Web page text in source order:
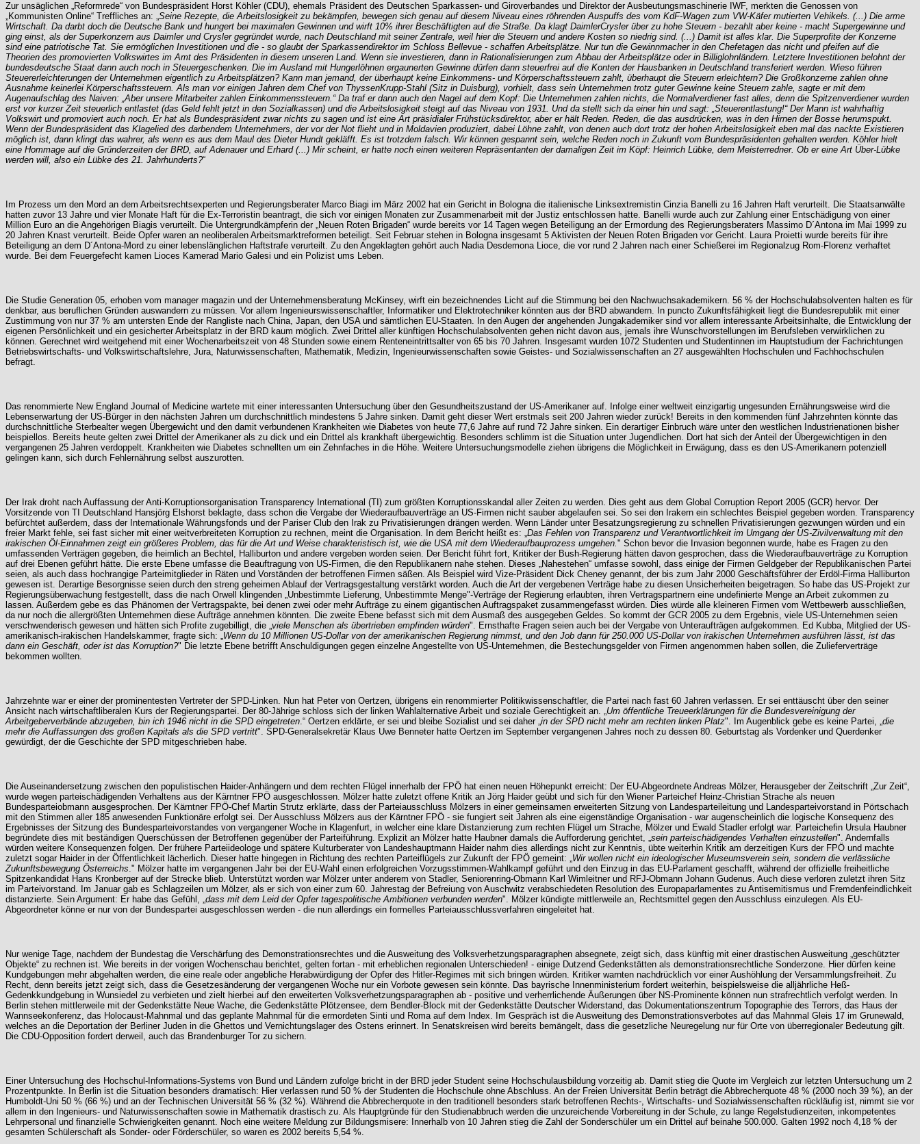
Zur unsäglichen „Reformrede“ von Bundespräsident Horst Köhler (CDU), ehemals Präsident des Deutschen Sparkassen- und Giroverbandes und Direktor der Ausbeutungsmaschinerie IWF, merkten die Genossen von
„Kommunisten Online“ Treffliches an: „Seine Rezepte, die Arbeitslosigkeit zu bekämpfen, bewegen sich genau auf diesem Niveau eines röhrenden Auspuffs des vom KdF-Wagen zum VW-Käfer mutierten Vehikels. (...) Die arme
Wirtschaft. Da darbt doch die Deutsche Bank und hungert bei maximalen Gewinnen und wirft 10% ihrer Beschäftigten auf die Straße. Da klagt DaimlerCrysler über zu hohe Steuern - bezahlt aber keine - macht Supergewinne und
ging einst, als der Superkonzern aus Daimler und Crysler gegründet wurde, nach Deutschland mit seiner Zentrale, weil hier die Steuern und andere Kosten so niedrig sind. (...) Damit ist alles klar. Die Superprofite der Konzerne
sind eine patriotische Tat. Sie ermöglichen Investitionen und die - so glaubt der Sparkassendirektor im Schloss Bellevue - schaffen Arbeitsplätze. Nur tun die Gewinnmacher in den Chefetagen das nicht und pfeifen auf die
Theorien des promovierten Volkswirtes im Amt des Präsidenten in diesem unseren Land. Wenn sie investieren, dann in Rationalisierungen zum Abbau der Arbeitsplätze oder in Billiglohnländern. Letztere Investitionen belohnt der
bundesdeutsche Staat dann auch noch in Steuergeschenken. Die im Ausland mit Hungerlöhnen ergaunerten Gewinne dürfen dann steuerfrei auf die Konten der Hausbanken in Deutschland transferiert werden. Wieso führen
Steuererleichterungen der Unternehmen eigentlich zu Arbeitsplätzen? Kann man jemand, der überhaupt keine Einkommens- und Körperschaftssteuern zahlt, überhaupt die Steuern erleichtern? Die Großkonzerne zahlen ohne
Ausnahme keinerlei Körperschaftssteuern. Als man vor einigen Jahren dem Chef von ThyssenKrupp-Stahl (Sitz in Duisburg), vorhielt, dass sein Unternehmen trotz guter Gewinne keine Steuern zahle, sagte er mit dem
Augenaufschlag des Naiven: „Aber unsere Mitarbeiter zahlen Einkommenssteuern.“ Da traf er dann auch den Nagel auf dem Kopf: Die Unternehmen zahlen nichts, die Normalverdiener fast alles, denn die Spitzenverdiener wurden
erst vor kurzer Zeit steuerlich entlastet (das Geld fehlt jetzt in den Sozialkassen) und die Arbeitslosigkeit steigt auf das Niveau von 1931. Und da stellt sich da einer hin und sagt: „Steuerentlastung!“ Der Mann ist wahrhaftig
Volkswirt und promoviert auch noch. Er hat als Bundespräsident zwar nichts zu sagen und ist eine Art präsidialer Frühstücksdirektor, aber er hält Reden. Reden, die das ausdrücken, was in den Hirnen der Bosse herumspukt.
Wenn der Bundespräsident das Klagelied des darbendem Unternehmers, der vor der Not flieht und in Moldavien produziert, dabei Löhne zahlt, von denen auch dort trotz der hohen Arbeitslosigkeit eben mal das nackte Existieren
möglich ist, dann klingt das wahrer, als wenn es aus dem Maul des Dieter Hundt gekläfft. Es ist trotzdem falsch. Wir können gespannt sein, welche Reden noch in Zukunft vom Bundespräsidenten gehalten werden. Köhler hielt
eine Hommage auf die Gründerzeiten der BRD, auf Adenauer und Erhard (...) Mir scheint, er hatte noch einen weiteren Repräsentanten der damaligen Zeit im Köpf: Heinrich Lübke, dem Meisterredner. Ob er eine Art Über-Lübke
werden will, also ein Lübke des 21. Jahrhunderts?“
Im Prozess um den Mord an dem Arbeitsrechtsexperten und Regierungsberater Marco Biagi im März 2002 hat ein Gericht in Bologna die italienische Linksextremistin Cinzia Banelli zu 16 Jahren Haft verurteilt. Die Staatsanwälte
hatten zuvor 13 Jahre und vier Monate Haft für die Ex-Terroristin beantragt, die sich vor einigen Monaten zur Zusammenarbeit mit der Justiz entschlossen hatte. Banelli wurde auch zur Zahlung einer Entschädigung von einer
Million Euro an die Angehörigen Biagis verurteilt. Die Untergrundkämpferin der „Neuen Roten Brigaden“ wurde bereits vor 14 Tagen wegen Beteiligung an der Ermordung des Regierungsberaters Massimo D´Antona im Mai 1999 zu
20 Jahren Knast verurteilt. Beide Opfer waren an neoliberalen Arbeitsmarktreformen beteiligt. Seit Februar stehen in Bologna insgesamt 5 Aktivisten der Neuen Roten Brigaden vor Gericht. Laura Proietti wurde bereits für ihre
Beteiligung an dem D´Antona-Mord zu einer lebenslänglichen Haftstrafe verurteilt. Zu den Angeklagten gehört auch Nadia Desdemona Lioce, die vor rund 2 Jahren nach einer Schießerei im Regionalzug Rom-Florenz verhaftet
wurde. Bei dem Feuergefecht kamen Lioces Kamerad Mario Galesi und ein Polizist ums Leben.
Die Studie Generation 05, erhoben vom manager magazin und der Unternehmensberatung McKinsey, wirft ein bezeichnendes Licht auf die Stimmung bei den Nachwuchsakademikern. 56 % der Hochschulabsolventen halten es für
denkbar, aus beruflichen Gründen auswandern zu müssen. Vor allem Ingenieurswissenschaftler, Informatiker und Elektrotechniker könnten aus der BRD abwandern. In puncto Zukunftsfähigkeit liegt die Bundesrepublik mit einer
Zustimmung von nur 37 % am untersten Ende der Rangliste nach China, Japan, den USA und sämtlichen EU-Staaten. In den Augen der angehenden Jungakademiker sind vor allem interessante Arbeitsinhalte, die Entwicklung der
eigenen Persönlichkeit und ein gesicherter Arbeitsplatz in der BRD kaum möglich. Zwei Drittel aller künftigen Hochschulabsolventen gehen nicht davon aus, jemals ihre Wunschvorstellungen im Berufsleben verwirklichen zu
können. Gerechnet wird weitgehend mit einer Wochenarbeitszeit von 48 Stunden sowie einem Renteneintrittsalter von 65 bis 70 Jahren. Insgesamt wurden 1072 Studenten und Studentinnen im Hauptstudium der Fachrichtungen
Betriebswirtschafts- und Volkswirtschaftslehre, Jura, Naturwissenschaften, Mathematik, Medizin, Ingenieurwissenschaften sowie Geistes- und Sozialwissenschaften an 27 ausgewählten Hochschulen und Fachhochschulen
befragt.
Das renommierte New England Journal of Medicine wartete mit einer interessanten Untersuchung über den Gesundheitszustand der US-Amerikaner auf. Infolge einer weltweit einzigartig ungesunden Ernährungsweise wird die
Lebenserwartung der US-Bürger in den nächsten Jahren um durchschnittlich mindestens 5 Jahre sinken. Damit geht dieser Wert erstmals seit 200 Jahren wieder zurück! Bereits in den kommenden fünf Jahrzehnten könnte das
durchschnittliche Sterbealter wegen Übergewicht und den damit verbundenen Krankheiten wie Diabetes von heute 77,6 Jahre auf rund 72 Jahre sinken. Ein derartiger Einbruch wäre unter den westlichen Industrienationen bisher
beispiellos. Bereits heute gelten zwei Drittel der Amerikaner als zu dick und ein Drittel als krankhaft übergewichtig. Besonders schlimm ist die Situation unter Jugendlichen. Dort hat sich der Anteil der Übergewichtigen in den
vergangenen 25 Jahren verdoppelt. Krankheiten wie Diabetes schnellten um ein Zehnfaches in die Höhe. Weitere Untersuchungsmodelle ziehen übrigens die Möglichkeit in Erwägung, dass es den US-Amerikanern potenziell
gelingen kann, sich durch Fehlernährung selbst auszurotten.
Der Irak droht nach Auffassung der Anti-Korruptionsorganisation Transparency International (TI) zum größten Korruptionsskandal aller Zeiten zu werden. Dies geht aus dem Global Corruption Report 2005 (GCR) hervor. Der
Vorsitzende von TI Deutschland Hansjörg Elshorst beklagte, dass schon die Vergabe der Wiederaufbauverträge an US-Firmen nicht sauber abgelaufen sei. So sei den Irakern ein schlechtes Beispiel gegeben worden. Transparency
befürchtet außerdem, dass der Internationale Währungsfonds und der Pariser Club den Irak zu Privatisierungen drängen werden. Wenn Länder unter Besatzungsregierung zu schnellen Privatisierungen gezwungen würden und ein
freier Markt fehle, sei fast sicher mit einer weitverbreiteten Korruption zu rechnen, meint die Organisation. In dem Bericht heißt es: „Das Fehlen von Transparenz und Verantwortlichkeit im Umgang der US-Zivilverwaltung mit den
irakischen Öl-Einnahmen zeigt ein größeres Problem, das für die Art und Weise charakteristisch ist, wie die USA mit dem Wiederaufbauprozess umgehen." Schon bevor die Invasion begonnen wurde, habe es Fragen zu den
umfassenden Verträgen gegeben, die heimlich an Bechtel, Halliburton und andere vergeben worden seien. Der Bericht führt fort, Kritiker der Bush-Regierung hätten davon gesprochen, dass die Wiederaufbauverträge zu Korruption
auf drei Ebenen geführt hätte. Die erste Ebene umfasse die Beauftragung von US-Firmen, die den Republikanern nahe stehen. Dieses „Nahestehen“ umfasse sowohl, dass einige der Firmen Geldgeber der Republikanischen Partei
seien, als auch dass hochrangige Parteimitglieder in Räten und Vorständen der betroffenen Firmen säßen. Als Beispiel wird Vize-Präsident Dick Cheney genannt, der bis zum Jahr 2000 Geschäftsführer der Erdöl-Firma Halliburton
gewesen ist. Derartige Besorgnisse seien durch den streng geheimen Ablauf der Vertragsgestaltung verstärkt worden. Auch die Art der vergebenen Verträge habe zu diesen Unsicherheiten beigetragen. So habe das US-Projekt zur
Regierungsüberwachung festgestellt, dass die nach Orwell klingenden „Unbestimmte Lieferung, Unbestimmte Menge"-Verträge der Regierung erlaubten, ihren Vertragspartnern eine undefinierte Menge an Arbeit zukommen zu
lassen. Außerdem gebe es das Phänomen der Vertragspakte, bei denen zwei oder mehr Aufträge zu einem gigantischen Auftragspaket zusammengefasst würden. Dies würde alle kleineren Firmen vom Wettbewerb ausschließen,
da nur noch die allergrößten Unternehmen diese Aufträge annehmen könnten. Die zweite Ebene befasst sich mit dem Ausmaß des ausgegeben Geldes. So kommt der GCR 2005 zu dem Ergebnis, viele US-Unternehmen seien
verschwenderisch gewesen und hätten sich Profite zugebilligt, die „viele Menschen als übertrieben empfinden würden". Ernsthafte Fragen seien auch bei der Vergabe von Unteraufträgen aufgekommen. Ed Kubba, Mitglied der US-
amerikanisch-irakischen Handelskammer, fragte sich: „Wenn du 10 Millionen US-Dollar von der amerikanischen Regierung nimmst, und den Job dann für 250.000 US-Dollar von irakischen Unternehmen ausführen lässt, ist das
dann ein Geschäft, oder ist das Korruption?" Die letzte Ebene betrifft Anschuldigungen gegen einzelne Angestellte von US-Unternehmen, die Bestechungsgelder von Firmen angenommen haben sollen, die Zulieferverträge
bekommen wollten.
Jahrzehnte war er einer der prominentesten Vertreter der SPD-Linken. Nun hat Peter von Oertzen, übrigens ein renommierter Politikwissenschaftler, die Partei nach fast 60 Jahren verlassen. Er sei enttäuscht über den seiner
Ansicht nach wirtschaftliberalen Kurs der Regierungspartei. Der 80-Jährige schloss sich der linken Wahlalternative Arbeit und soziale Gerechtigkeit an. „Um öffentliche Treueerklärungen für die Bundesvereinigung der
Arbeitgeberverbände abzugeben, bin ich 1946 nicht in die SPD eingetreten.“ Oertzen erklärte, er sei und bleibe Sozialist und sei daher „in der SPD nicht mehr am rechten linken Platz". Im Augenblick gebe es keine Partei, „die
mehr die Auffassungen des großen Kapitals als die SPD vertritt". SPD-Generalsekretär Klaus Uwe Benneter hatte Oertzen im September vergangenen Jahres noch zu dessen 80. Geburtstag als Vordenker und Querdenker
gewürdigt, der die Geschichte der SPD mitgeschrieben habe.
Die Auseinandersetzung zwischen den populistischen Haider-Anhängern und dem rechten Flügel innerhalb der FPÖ hat einen neuen Höhepunkt erreicht: Der EU-Abgeordnete Andreas Mölzer, Herausgeber der Zeitschrift „Zur Zeit“,
wurde wegen parteischädigenden Verhaltens aus der Kärntner FPÖ ausgeschlossen. Mölzer hatte zuletzt offene Kritik an Jörg Haider geübt und sich für den Wiener Parteichef Heinz-Christian Strache als neuen
Bundesparteiobmann ausgesprochen. Der Kärntner FPÖ-Chef Martin Strutz erklärte, dass der Parteiausschluss Mölzers in einer gemeinsamen erweiterten Sitzung von Landesparteileitung und Landesparteivorstand in Pörtschach
mit den Stimmen aller 185 anwesenden Funktionäre erfolgt sei. Der Ausschluss Mölzers aus der Kärntner FPÖ - sie fungiert seit Jahren als eine eigenständige Organisation - war augenscheinlich die logische Konsequenz des
Ergebnisses der Sitzung des Bundesparteivorstandes von vergangener Woche in Klagenfurt, in welcher eine klare Distanzierung zum rechten Flügel um Strache, Mölzer und Ewald Stadler erfolgt war. Parteichefin Ursula Haubner
begründete dies mit beständigen Querschüssen der Betroffenen gegenüber der Parteiführung. Explizit an Mölzer hatte Haubner damals die Aufforderung gerichtet, „sein parteischädigendes Verhalten einzustellen". Andernfalls
würden weitere Konsequenzen folgen. Der frühere Parteiideologe und spätere Kulturberater von Landeshauptmann Haider nahm dies allerdings nicht zur Kenntnis, übte weiterhin Kritik am derzeitigen Kurs der FPÖ und machte
zuletzt sogar Haider in der Öffentlichkeit lächerlich. Dieser hatte hingegen in Richtung des rechten Parteiflügels zur Zukunft der FPÖ gemeint: „Wir wollen nicht ein ideologischer Museumsverein sein, sondern die verlässliche
Zukunftsbewegung Österreichs." Mölzer hatte im vergangenen Jahr bei der EU-Wahl einen erfolgreichen Vorzugsstimmen-Wahlkampf geführt und den Einzug in das EU-Parlament geschafft, während der offizielle freiheitliche
Spitzenkandidat Hans Kronberger auf der Strecke blieb. Unterstützt worden war Mölzer unter anderem von Stadler, Seniorenring-Obmann Karl Wimleitner und RFJ-Obmann Johann Gudenus. Auch diese verloren zuletzt ihren Sitz
im Parteivorstand. Im Januar gab es Schlagzeilen um Mölzer, als er sich von einer zum 60. Jahrestag der Befreiung von Auschwitz verabschiedeten Resolution des Europaparlamentes zu Antisemitismus und Fremdenfeindlichkeit
distanzierte. Sein Argument: Er habe das Gefühl, „dass mit dem Leid der Opfer tagespolitische Ambitionen verbunden werden". Mölzer kündigte mittlerweile an, Rechtsmittel gegen den Ausschluss einzulegen. Als EU-
Abgeordneter könne er nur von der Bundespartei ausgeschlossen werden - die nun allerdings ein formelles Parteiausschlussverfahren eingeleitet hat.
Nur wenige Tage, nachdem der Bundestag die Verschärfung des Demonstrationsrechtes und die Ausweitung des Volksverhetzungsparagraphen absegnete, zeigt sich, dass künftig mit einer drastischen Ausweitung „geschützter
Objekte“ zu rechnen ist. Wie bereits in der vorigen Wochenschau berichtet, gelten fortan - mit erheblichen regionalen Unterschieden! - einige Dutzend Gedenkstätten als demonstrationsrechtliche Sonderzone. Hier dürfen keine
Kundgebungen mehr abgehalten werden, die eine reale oder angebliche Herabwürdigung der Opfer des Hitler-Regimes mit sich bringen würden. Kritiker warnten nachdrücklich vor einer Aushöhlung der Versammlungsfreiheit. Zu
Recht, denn bereits jetzt zeigt sich, dass die Gesetzesänderung der vergangenen Woche nur ein Vorbote gewesen sein könnte. Das bayrische Innenministerium fordert weiterhin, beispielsweise die alljährliche Heß-
Gedenkkundgebung in Wunsiedel zu verbieten und zielt hierbei auf den erweiterten Volksverhetzungsparagraphen ab - positive und verherrlichende Äußerungen über NS-Prominente können nun strafrechtlich verfolgt werden. In
Berlin stehen mittlerweile mit der Gedenkstätte Neue Wache, die Gedenkstätte Plötzensee, dem Bendler-Block mit der Gedenkstätte Deutscher Widerstand, das Dokumentationszentrum Topographie des Terrors, das Haus der
Wannseekonferenz, das Holocaust-Mahnmal und das geplante Mahnmal für die ermordeten Sinti und Roma auf dem Index. Im Gespräch ist die Ausweitung des Demonstrationsverbotes auf das Mahnmal Gleis 17 im Grunewald,
welches an die Deportation der Berliner Juden in die Ghettos und Vernichtungslager des Ostens erinnert. In Senatskreisen wird bereits bemängelt, dass die gesetzliche Neuregelung nur für Orte von überregionaler Bedeutung gilt.
Die CDU-Opposition fordert derweil, auch das Brandenburger Tor zu sichern.
Einer Untersuchung des Hochschul-Informations-Systems von Bund und Ländern zufolge bricht in der BRD jeder Student seine Hochschulausbildung vorzeitig ab. Damit stieg die Quote im Vergleich zur letzten Untersuchung um 2
Prozentpunkte. In Berlin ist die Situation besonders dramatisch: Hier verlassen rund 50 % der Studenten die Hochschule ohne Abschluss. An der Freien Universität Berlin beträgt die Abbrecherquote 48 % (2000 noch 39 %), an der
Humboldt-Uni 50 % (66 %) und an der Technischen Universität 56 % (32 %). Während die Abbrecherquote in den traditionell besonders stark betroffenen Rechts-, Wirtschafts- und Sozialwissenschaften rückläufig ist, nimmt sie vor
allem in den Ingenieurs- und Naturwissenschaften sowie in Mathematik drastisch zu. Als Hauptgründe für den Studienabbruch werden die unzureichende Vorbereitung in der Schule, zu lange Regelstudienzeiten, inkompetentes
Lehrpersonal und finanzielle Schwierigkeiten genannt. Noch eine weitere Meldung zur Bildungsmisere: Innerhalb von 10 Jahren stieg die Zahl der Sonderschüler um ein Drittel auf beinahe 500.000. Galten 1992 noch 4,18 % der
gesamten Schülerschaft als Sonder- oder Förderschüler, so waren es 2002 bereits 5,54 %.